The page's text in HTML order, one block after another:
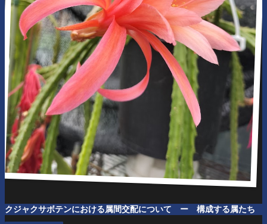
クジャクサボテンにおける属間交配について ー 構成する属たち